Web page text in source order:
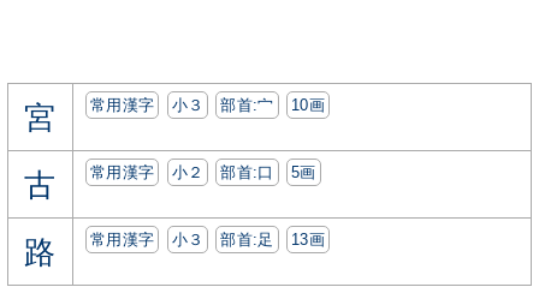
宮 常用漢字 小３ 部首:⼧ 10画
古 常用漢字 小２ 部首:⼝ 5画
路 常用漢字 小３ 部首:⾜ 13画